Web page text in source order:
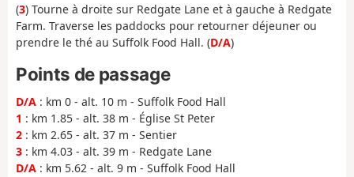
(3) Tourne à droite sur Redgate Lane et à gauche à Redgate
Farm. Traverse les paddocks pour retourner déjeuner ou
prendre le thé au Suffolk Food Hall. (D/A)
Points de passage
D/A : km 0 - alt. 10 m - Suffolk Food Hall
1 : km 1.85 - alt. 38 m - Église St Peter
2 : km 2.65 - alt. 37 m - Sentier
3 : km 4.03 - alt. 39 m - Redgate Lane
D/A : km 5.62 - alt. 9 m - Suffolk Food Hall